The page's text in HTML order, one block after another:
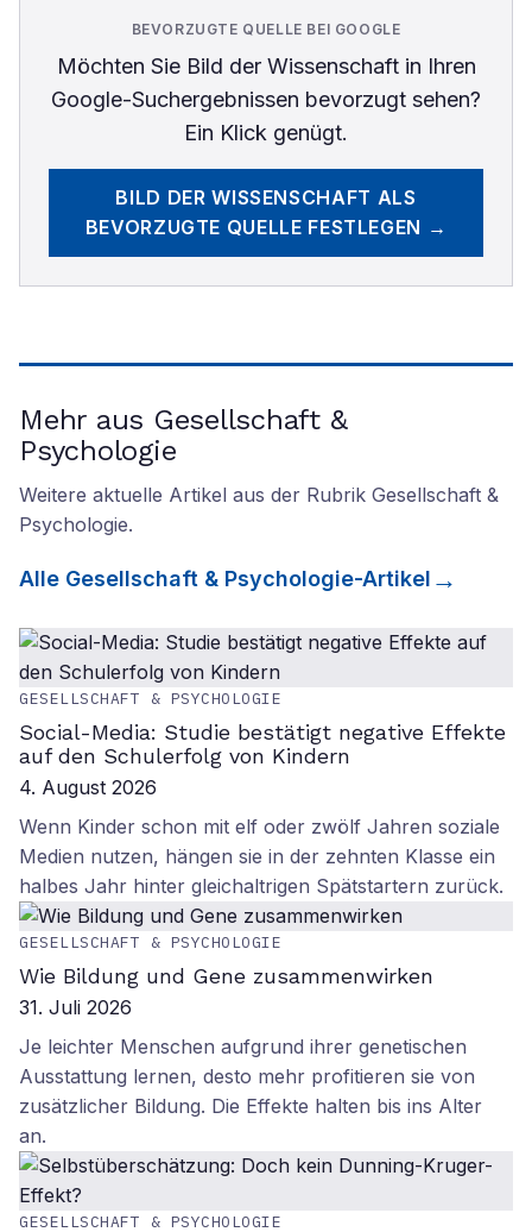
BEVORZUGTE QUELLE BEI GOOGLE
Möchten Sie Bild der Wissenschaftin Ihren
Google-Suchergebnissen bevorzugt sehen?
Ein Klick genügt.
BILD DER WISSENSCHAFT ALS
BEVORZUGTE QUELLE FESTLEGEN →
Mehr aus Gesellschaft &
Psychologie
Weitere aktuelle Artikel aus der Rubrik Gesellschaft &
Psychologie.
Alle Gesellschaft & Psychologie-Artikel
GESELLSCHAFT & PSYCHOLOGIE
Social-Media: Studie bestätigt negative Effekte
auf den Schulerfolg von Kindern
4. August 2026
Wenn Kinder schon mit elf oder zwölf Jahren soziale
Medien nutzen, hängen sie in der zehnten Klasse ein
halbes Jahr hinter gleichaltrigen Spätstartern zurück.
GESELLSCHAFT & PSYCHOLOGIE
Wie Bildung und Gene zusammenwirken
31. Juli 2026
Je leichter Menschen aufgrund ihrer genetischen
Ausstattung lernen, desto mehr profitieren sie von
zusätzlicher Bildung. Die Effekte halten bis ins Alter
an.
GESELLSCHAFT & PSYCHOLOGIE